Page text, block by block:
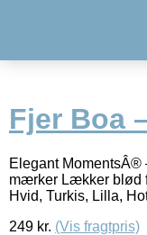
Fjer Boa
Elegant MomentsÂ®
mærker Lækker blød
Hvid, Turkis, Lilla,
249 kr. (Vis fragtpris)